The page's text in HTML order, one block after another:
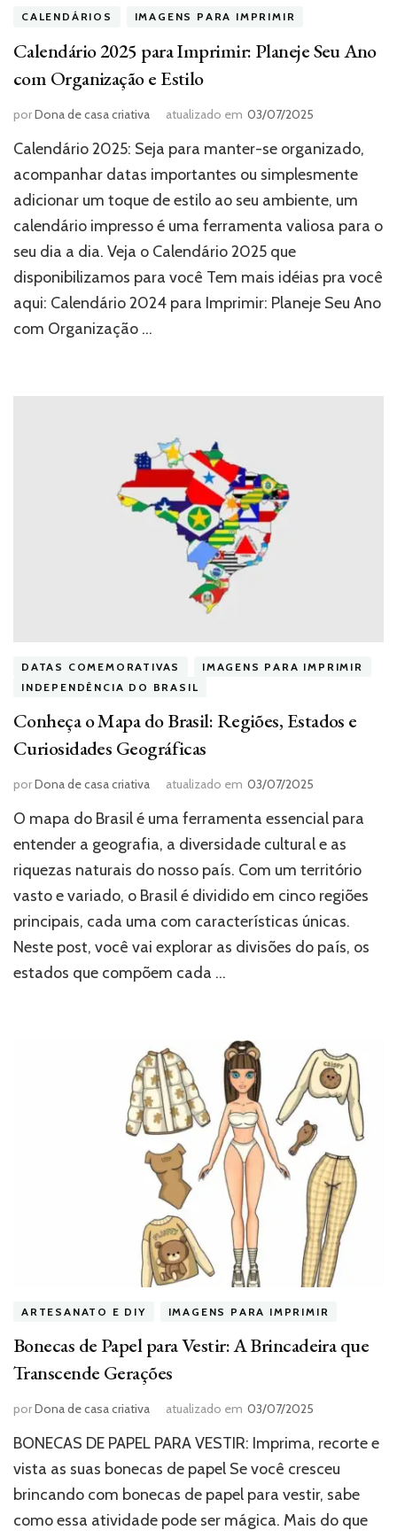
CALENDÁRIOS IMAGENS PARA IMPRIMIR
Calendário 2025 para Imprimir: Planeje Seu Ano
com Organização e Estilo
porDona de casa criativa atualizado em 03/07/2025
Calendário 2025: Seja para manter-se organizado,
acompanhar datas importantes ou simplesmente
adicionar um toque de estilo ao seu ambiente, um
calendário impresso é uma ferramenta valiosa para o
seu dia a dia. Veja o Calendário 2025 que
disponibilizamos para você Tem mais idéias pra você
aqui: Calendário 2024 para Imprimir: Planeje Seu Ano
com Organização …
DATAS COMEMORATIVAS
IMAGENS PARA IMPRIMIR
INDEPENDÊNCIA DO BRASIL
Conheça o Mapa do Brasil: Regiões, Estados e
Curiosidades Geográficas
porDona de casa criativa atualizado em 03/07/2025
O mapa do Brasil é uma ferramenta essencial para
entender a geografia, a diversidade cultural e as
riquezas naturais do nosso país. Com um território
vasto e variado, o Brasil é dividido em cinco regiões
principais, cada uma com características únicas.
Neste post, você vai explorar as divisões do país, os
estados que compõem cada …
ARTESANATO E DIY IMAGENS PARA IMPRIMIR
Bonecas de Papel para Vestir: A Brincadeira que
Transcende Gerações
porDona de casa criativa atualizado em 03/07/2025
BONECAS DE PAPEL PARA VESTIR: Imprima, recorte e
vista as suas bonecas de papel Se você cresceu
brincando com bonecas de papel para vestir, sabe
como essa atividade pode ser mágica. Mais do que